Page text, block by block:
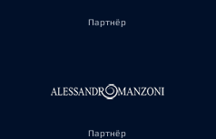
Партнёр
Партнёр